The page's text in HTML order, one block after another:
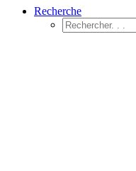
Recherche